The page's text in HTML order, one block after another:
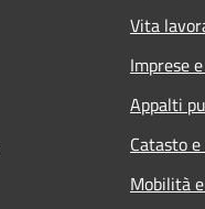
Vita
Imprese
Appalti
Catasto
Mobilità